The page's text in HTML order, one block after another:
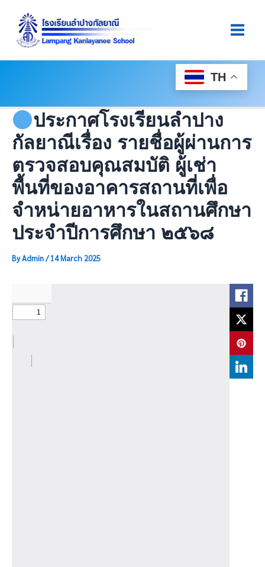
Content
TH
ประกาศโรงเรียนลำปาง
กัลยาณีเรื่อง รายชื่อผู้ผ่านการ
ตรวจสอบคุณสมบัติ ผู้เช่า
พื้นที่ของอาคารสถานที่เพื่อ
จำหน่ายอาหารในสถานศึกษา
ประจำปีการศึกษา ๒๕๖๘
ByAdmin/14 March 2025
Navigation